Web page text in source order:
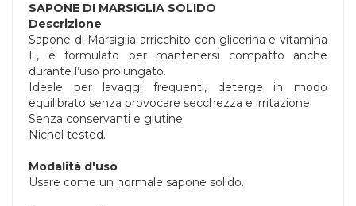
SAPONE DI MARSIGLIA SOLIDO
Descrizione
Sapone di Marsiglia arricchito con glicerina e vitamina
E, è formulato per mantenersi compatto anche
durante l’uso prolungato.
Ideale per lavaggi frequenti, deterge in modo
equilibrato senza provocare secchezza e irritazione.
Senza conservanti e glutine.
Nichel tested.
Modalità d'uso
Usare come un normale sapone solido.